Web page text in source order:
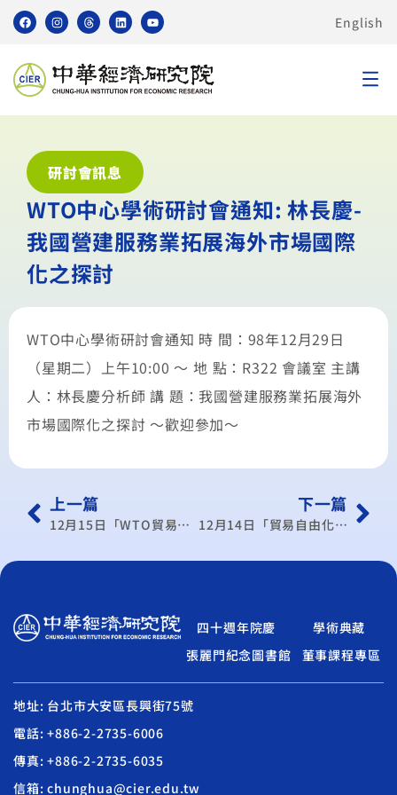
English
研討會訊息
WTO中心學術研討會通知: 林長慶-
我國營建服務業拓展海外市場國際
化之探討
WTO中心學術研討會通知 時 間：98年12月29日
（星期二）上午10:00 〜 地 點：R322 會議室 主講
人：林長慶分析師 講 題：我國營建服務業拓展海外
市場國際化之探討 〜歡迎參加〜
上一篇
12月15日「WTO貿易與發展研討會」
下一篇
12月14日「貿易自由化對臺灣勞動市場之影響及因應」論壇
四十週年院慶
學術典藏
張麗門紀念圖書館
董事課程專區
地址: 台北市大安區長興街75號
電話: +886-2-2735-6006
傳真: +886-2-2735-6035
信箱: chunghua@cier.edu.tw